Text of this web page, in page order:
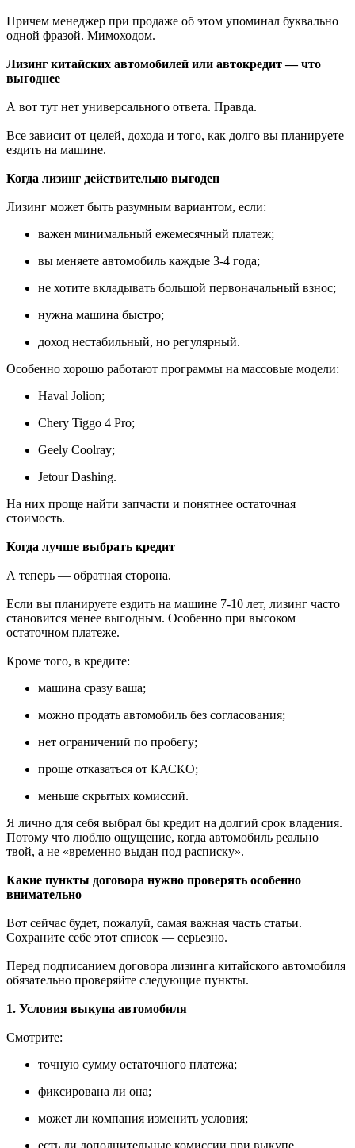
Причем менеджер при продаже об этом упоминал буквально
одной фразой. Мимоходом.
Лизинг китайских автомобилей или автокредит — что
выгоднее
А вот тут нет универсального ответа. Правда.
Все зависит от целей, дохода и того, как долго вы планируете
ездить на машине.
Когда лизинг действительно выгоден
Лизинг может быть разумным вариантом, если:
важен минимальный ежемесячный платеж;
вы меняете автомобиль каждые 3-4 года;
не хотите вкладывать большой первоначальный взнос;
нужна машина быстро;
доход нестабильный, но регулярный.
Особенно хорошо работают программы на массовые модели:
Haval Jolion;
Chery Tiggo 4 Pro;
Geely Coolray;
Jetour Dashing.
На них проще найти запчасти и понятнее остаточная
стоимость.
Когда лучше выбрать кредит
А теперь — обратная сторона.
Если вы планируете ездить на машине 7-10 лет, лизинг часто
становится менее выгодным. Особенно при высоком
остаточном платеже.
Кроме того, в кредите:
машина сразу ваша;
можно продать автомобиль без согласования;
нет ограничений по пробегу;
проще отказаться от КАСКО;
меньше скрытых комиссий.
Я лично для себя выбрал бы кредит на долгий срок владения.
Потому что люблю ощущение, когда автомобиль реально
твой, а не «временно выдан под расписку».
Какие пункты договора нужно проверять особенно
внимательно
Вот сейчас будет, пожалуй, самая важная часть статьи.
Сохраните себе этот список — серьезно.
Перед подписанием договора лизинга китайского автомобиля
обязательно проверяйте следующие пункты.
1. Условия выкупа автомобиля
Смотрите:
точную сумму остаточного платежа;
фиксирована ли она;
может ли компания изменить условия;
есть ли дополнительные комиссии при выкупе.